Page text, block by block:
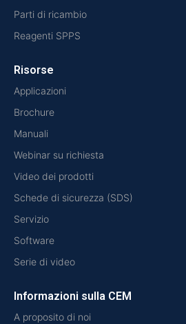
Parti di ricambio
Reagenti SPPS
Risorse
Applicazioni
Brochure
Manuali
Webinar su richiesta
Video dei prodotti
Schede di sicurezza (SDS)
Servizio
Software
Serie di video
Informazioni sulla CEM
A proposito di noi